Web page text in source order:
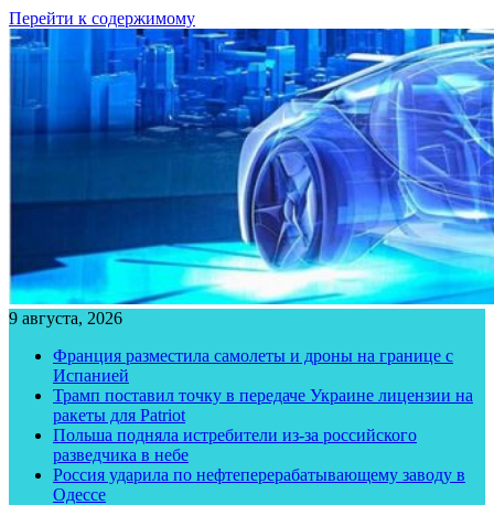
Перейти к содержимому
9 августа, 2026
Франция разместила самолеты и дроны на границе с
Испанией
Трамп поставил точку в передаче Украине лицензии на
ракеты для Patriot
Польша подняла истребители из-за российского
разведчика в небе
Россия ударила по нефтеперерабатывающему заводу в
Одессе